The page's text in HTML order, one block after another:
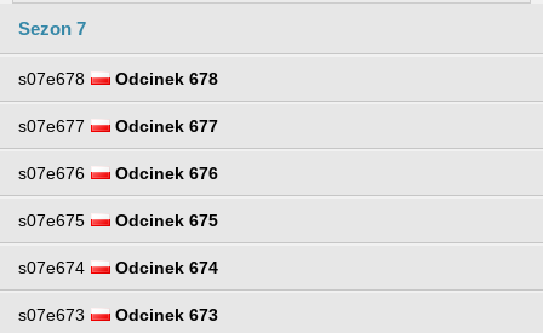
Sezon 7
s07e678 Odcinek 678
s07e677 Odcinek 677
s07e676 Odcinek 676
s07e675 Odcinek 675
s07e674 Odcinek 674
s07e673 Odcinek 673